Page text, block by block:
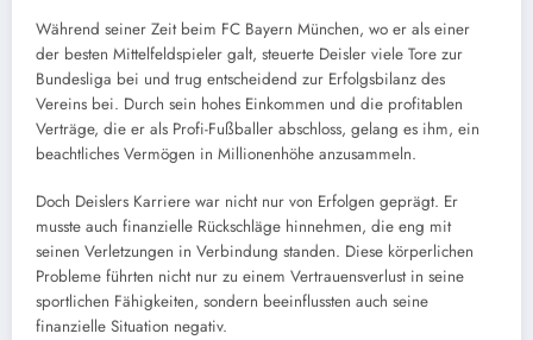
Während seiner Zeit beim FC Bayern München, wo er als einer
der besten Mittelfeldspieler galt, steuerte Deisler viele Tore zur
Bundesliga bei und trug entscheidend zur Erfolgsbilanz des
Vereins bei. Durch sein hohes Einkommen und die profitablen
Verträge, die er als Profi-Fußballer abschloss, gelang es ihm, ein
beachtliches Vermögen in Millionenhöhe anzusammeln.
Doch Deislers Karriere war nicht nur von Erfolgen geprägt. Er
musste auch finanzielle Rückschläge hinnehmen, die eng mit
seinen Verletzungen in Verbindung standen. Diese körperlichen
Probleme führten nicht nur zu einem Vertrauensverlust in seine
sportlichen Fähigkeiten, sondern beeinflussten auch seine
finanzielle Situation negativ.